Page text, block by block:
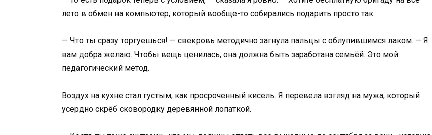
лето в обмен на компьютер, который вообще-то собирались подарить просто так.
— Что ты сразу торгуешься! — свекровь методично загнула пальцы с облупившимся лаком. — Я
вам добра желаю. Чтобы вещь ценилась, она должна быть заработана семьёй. Это мой
педагогический метод.
Воздух на кухне стал густым, как просроченный кисель. Я перевела взгляд на мужа, который
усердно скрёб сковородку деревянной лопаткой.